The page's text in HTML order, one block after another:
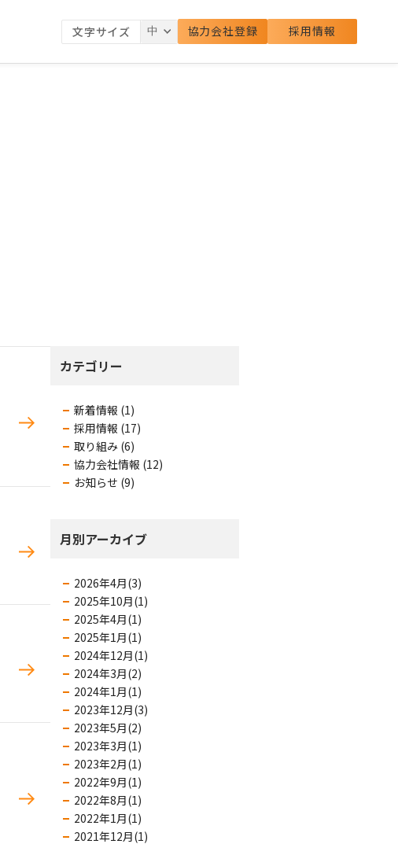
文字サイズ 協力会社登録 採用情報
カテゴリー
新着情報 (1)
採用情報 (17)
取り組み (6)
協力会社情報 (12)
お知らせ (9)
月別アーカイブ
2026年4月(3)
2025年10月(1)
2025年4月(1)
2025年1月(1)
2024年12月(1)
2024年3月(2)
2024年1月(1)
2023年12月(3)
2023年5月(2)
2023年3月(1)
2023年2月(1)
2022年9月(1)
2022年8月(1)
2022年1月(1)
2021年12月(1)